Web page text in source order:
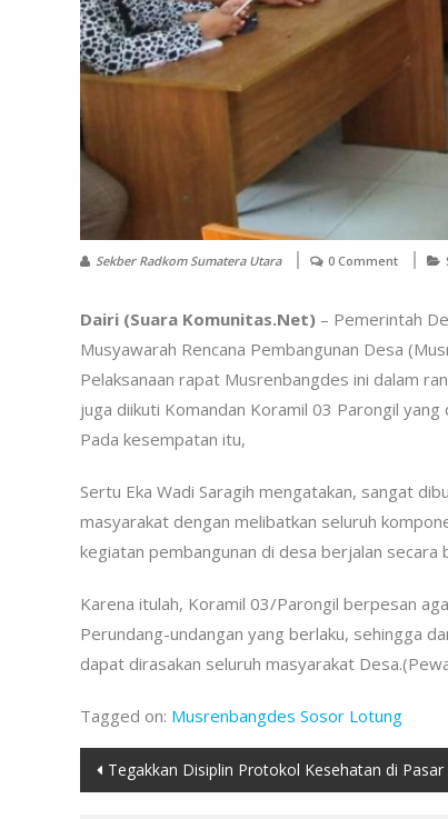
Sekber Radkom Sumatera Utara 0 Comment
Dairi (Suara Komunitas.Net) – Pemerintah
Musyawarah Rencana Pembangunan Desa
Pelaksanaan rapat Musrenbangdes ini dalam
juga diikuti Komandan Koramil 03 Parongil yang
Pada kesempatan itu,
Sertu Eka Wadi Saragih mengatakan, sangat
masyarakat dengan melibatkan seluruh
kegiatan pembangunan di desa berjalan secara
Karena itulah, Koramil 03/Parongil berpesan
Perundang-undangan yang berlaku, sehingga
dapat dirasakan seluruh masyarakat
Tagged on: Musrenbangdes Sosor Lotung
Post
Tegakkan Disiplin Protokol Kesehatan di